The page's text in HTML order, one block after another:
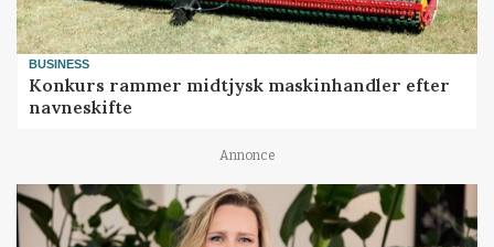
BUSINESS
Konkurs rammer midtjysk maskinhandler efter
navneskifte
Annonce